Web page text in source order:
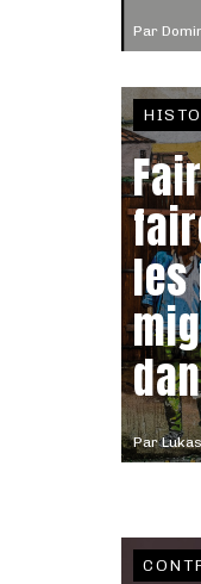
Par
Par